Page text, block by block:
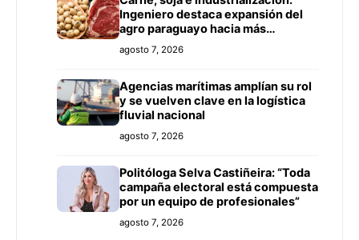
Ingeniero destaca expansión del
agro paraguayo hacia más
mercados
agosto 7, 2026
Agencias marítimas amplían su rol
y se vuelven clave en la logística
fluvial nacional
agosto 7, 2026
Politóloga Selva Castiñeira: “Toda
campaña electoral está compuesta
por un equipo de profesionales”
agosto 7, 2026